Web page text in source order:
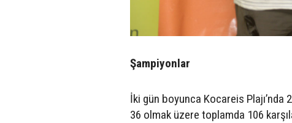
Şampiyonlar
İki gün boyunca Kocareis
36 olmak üzere toplamda 106